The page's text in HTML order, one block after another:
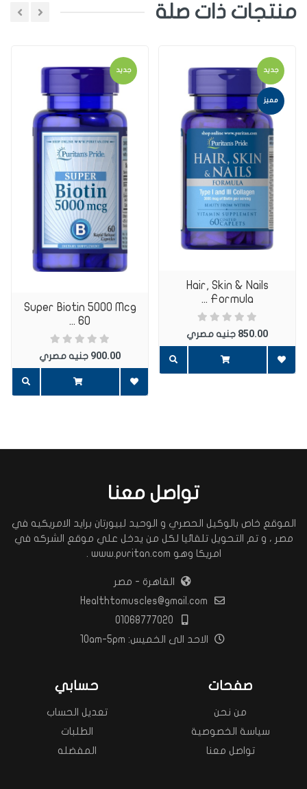
اختر تقييم
اضافة تعليق
منتجات ذات صلة
جديد
مميز
Hair, Skin & Nails
Formula ...
850.00 جنيه مصري
جديد
Super Biotin 5000 Mcg
60 ...
900.00 جنيه مصري
تواصل معنا
الموقع خاص بالوكيل الحصري و الوحيد لبيورتان برايد الامريكيه في
مصر ، و تم التحويل تلقائيا لكل من يدخل علي موقع الشركه في
امريكا وهو www.puritan.com .
القاهرة - مصر
الاحد الى الخميس: 10am-5pm
صفحات
من نحن
سياسة الخصوصية
تواصل معنا
حسابي
تعديل الحساب
الطلبات
المفضله